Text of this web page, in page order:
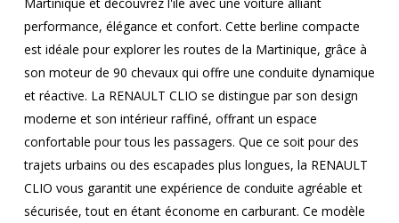
performance, élégance et confort. Cette berline compacte
est idéale pour explorer les routes de la Martinique, grâce à
son moteur de 90 chevaux qui offre une conduite dynamique
et réactive. La RENAULT CLIO se distingue par son design
moderne et son intérieur raffiné, offrant un espace
confortable pour tous les passagers. Que ce soit pour des
trajets urbains ou des escapades plus longues, la RENAULT
CLIO vous garantit une expérience de conduite agréable et
sécurisée, tout en étant économe en carburant. Ce modèle